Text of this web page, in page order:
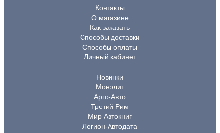
Контакты
О магазине
Как заказать
Способы доставки
Способы оплаты
Личный кабинет
Новинки
Монолит
Арго-Авто
Третий Рим
Мир Автокниг
Легион-Автодата